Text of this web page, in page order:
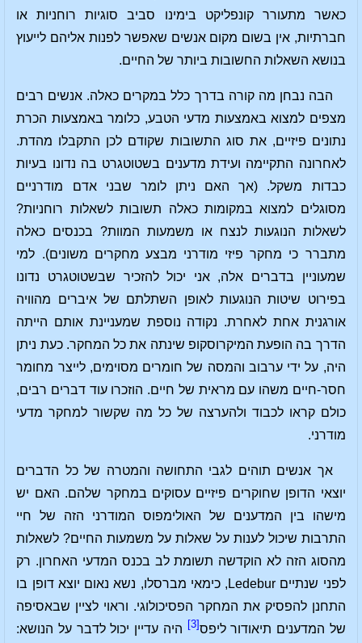
כאשר מתעורר קונפליקט בימינו סביב סוגיות רוחניות או
חברתיות, אין בשום מקום אנשים שאפשר לפנות אליהם לייעוץ
בנושא השאלות החשובות ביותר של החיים.
הבה נבחן מה קורה בדרך כלל במקרים כאלה. אנשים רבים
מצפים למצוא באמצעות מדעי הטבע, כלומר באמצעות הכרת
נתונים פיזיים, את סוג התשובות שקודם לכן התקבלו מהדת.
לאחרונה התקיימה ועידת מדענים בשטוטגרט בה נדונו בעיות
כבדות משקל. (אך האם ניתן לומר שבני אדם מודרניים
מסוגלים למצוא במקומות כאלה תשובות לשאלות רוחניות?
לשאלות הנוגעות לנצח או משמעות המוות? בכנסים כאלה
מתברר כי מחקר פיזי מודרני מבצע מחקרים משונים). למי
שמעוניין בדברים אלה, אני יכול להזכיר שבשטוטגרט נדונו
בפירוט שיטות הנוגעות לאופן השתלתם של איברים מהוויה
אורגנית אחת לאחרת. נקודה נוספת שמעניינת אותם הייתה
הדרך בה הופעת המיקרוסקופ שינתה את כל המחקר. כעת ניתן
היה, על ידי ערבוב והמסה של חומרים מסוימים, לייצר מחומר
חסר-חיים משהו עם מראית של חיים. הוזכרו עוד דברים רבים,
כולם קראו לכבוד ולהערצה של כל מה שקשור למחקר מדעי
מודרני.
אך אנשים תוהים לגבי התחושה והמטרה של כל הדברים
יוצאי הדופן שחוקרים פיזיים עסוקים במחקר שלהם. האם יש
מישהו בין המדענים של האולימפוס המודרני הזה של חיי
התרבות שיכול לענות על שאלות על משמעות החיים? לשאלות
מהסוג הזה לא הוקדשה תשומת לב בכנס המדעי האחרון. רק
לפני שנתיים Ledebur, כימאי מברסלו, נשא נאום יוצא דופן בו
התחנן להפסיק את המחקר הפסיכולוגי. וראוי לציין שבאסיפה
של המדענים תיאודור ליפס[3]
היה עדיין יכול לדבר על הנושא: